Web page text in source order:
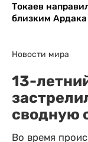
Токаев
близким
Новости мира
13-
сводную
Во время